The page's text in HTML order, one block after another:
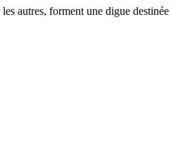
autres, forment une digue